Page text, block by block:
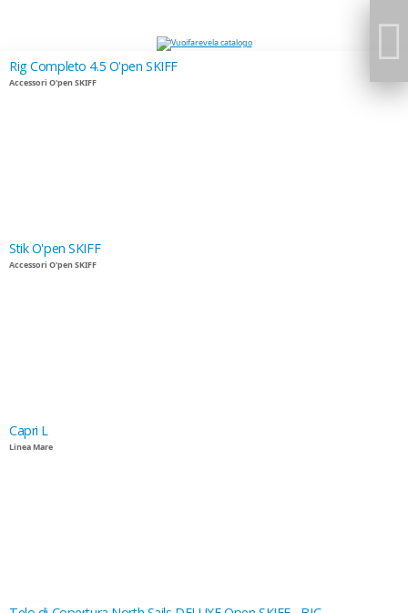
Rig Completo 4.5 O'pen SKIFF
Accessori O'pen SKIFF
Stik O'pen SKIFF
Accessori O'pen SKIFF
Capri L
Linea Mare